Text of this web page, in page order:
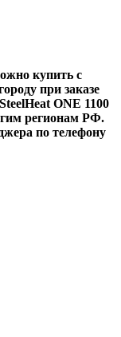
купить с
при заказе
ONE 1100
регионам РФ.
по телефону